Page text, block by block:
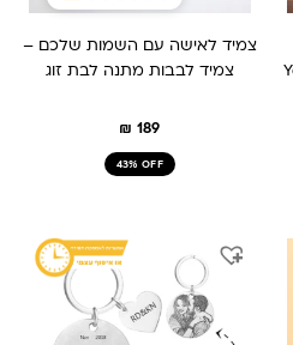
צמיד לאישה עם השמות שלכם –
צמיד לבבות מתנה לבת זוג
₪ 189
43% OFF
המקורי
₪ 209.
הנוכחי
₪ 149.